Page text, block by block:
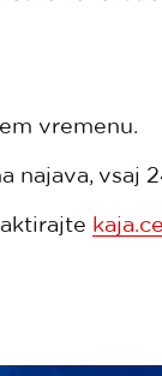
vremenu.
najava, vsaj